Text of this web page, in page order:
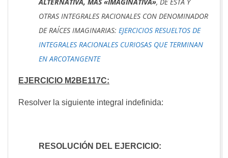
OTRAS INTEGRALES RACIONALES CON DENOMINADOR
DE RAÍCES IMAGINARIAS: EJERCICIOS RESUELTOS DE
INTEGRALES RACIONALES CURIOSAS QUE TERMINAN
EN ARCOTANGENTE
EJERCICIO M2BE117C:
Resolver la siguiente integral indefinida:
RESOLUCIÓN DEL EJERCICIO: